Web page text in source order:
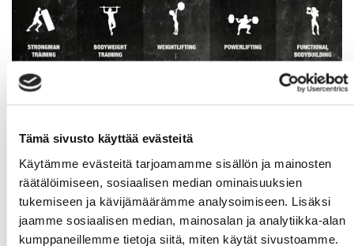
Tämä sivusto käyttää evästeitä
Käytämme evästeitä tarjoamamme sisällön ja mainosten
räätälöimiseen, sosiaalisen median ominaisuuksien
tukemiseen ja kävijämäärämme analysoimiseen. Lisäksi
jaamme sosiaalisen median, mainosalan ja analytiikka-alan
kumppaneillemme tietoja siitä, miten käytät sivustoamme.